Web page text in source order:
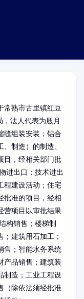
常熟市古里镇红豆
法人代表为殷月
缝组装安装；铝合
制造）的制造、
目，经相关部门批
进出口；技术进出
程建设活动；住宅
批准的项目，经相
营项目以审批结果
构销售；楼梯制
建筑用石加工；
售；智能水务系统
产品销售；建筑装
制造；工业工程设
（除依法须经批准